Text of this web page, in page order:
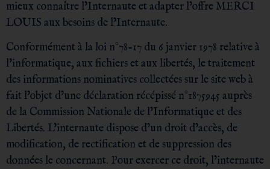
mieux connaître l’Internaute et adapter l’offre MERCI
LOUIS aux besoins de l’Internaute.
Conformément à la loi n°78-17 du 6 janvier 1978 relative à
l’informatique, aux fichiers et aux libertés, le traitement
des informations nominatives collectées sur le site web à
fait l’objet d’une déclaration récépissé n°1875945 auprès
de la Commission Nationale de l’Informatique et des
Libertés. L’internaute dispose d’un droit d’accès, de
modification, de rectification et de suppression des
données le concernant. Pour exercer ce droit, l’internaute